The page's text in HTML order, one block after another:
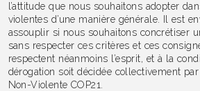
l’attitude que nous souhaitons adopter
violentes d’une manière générale. Il est
assouplir si nous souhaitons concrétiser
sans respecter ces critères et ces
respectent néanmoins l’esprit, et à la
dérogation soit décidée collectivement
Non-Violente COP21.